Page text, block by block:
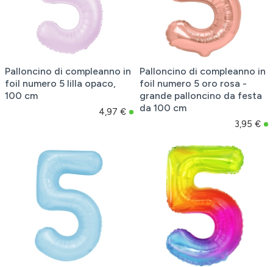
Palloncino di compleanno in
foil numero 5 lilla opaco,
100 cm
4,97 €
Palloncino di compleanno in
foil numero 5 oro rosa -
grande palloncino da festa
da 100 cm
3,95 €